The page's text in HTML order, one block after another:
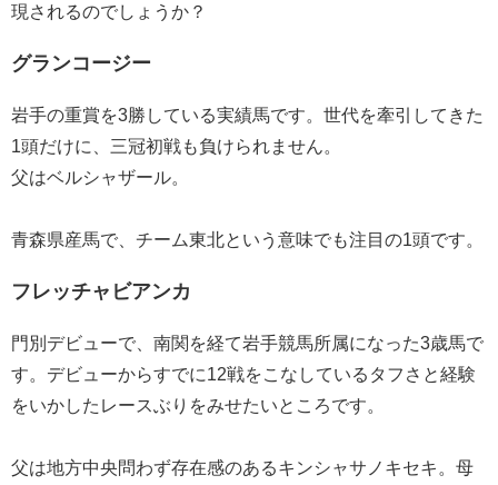
現されるのでしょうか？
グランコージー
岩手の重賞を3勝している実績馬です。世代を牽引してきた
1頭だけに、三冠初戦も負けられません。
父はベルシャザール。
青森県産馬で、チーム東北という意味でも注目の1頭です。
フレッチャビアンカ
門別デビューで、南関を経て岩手競馬所属になった3歳馬で
す。デビューからすでに12戦をこなしているタフさと経験
をいかしたレースぶりをみせたいところです。
父は地方中央問わず存在感のあるキンシャサノキセキ。母